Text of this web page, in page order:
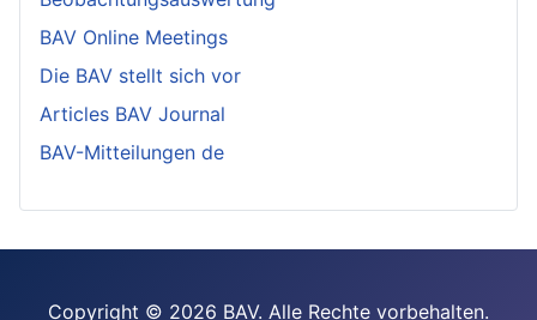
BAV Online Meetings
Die BAV stellt sich vor
Articles BAV Journal
BAV-Mitteilungen de
Copyright © 2026 BAV. Alle Rechte vorbehalten.